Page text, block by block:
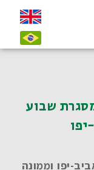
שבוע
יפו וממונה